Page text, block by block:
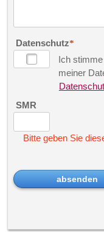
Datenschutz
Ich
meiner
SMR
Bitte geben Sie